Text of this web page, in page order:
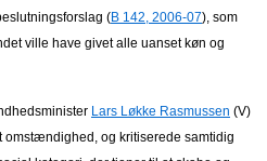
(B 142, 2006-07), som
ville have givet alle uanset køn og
Lars Løkke Rasmussen (V)
omstændighed, og kritiserede samtidig